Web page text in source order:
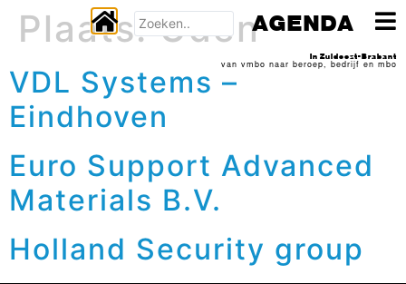
Plaats:Uden
VDL Systems –
Eindhoven
Euro Support Advanced
Materials B.V.
Holland Security group
AGENDA
In Zuidoost-Brabant
van vmbo naar beroep, bedrijf en mbo